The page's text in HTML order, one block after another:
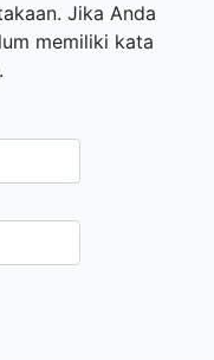
Jika Anda
memiliki kata